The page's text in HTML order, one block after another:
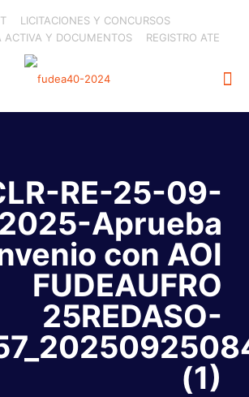
LICITACIONES Y CONCURSOS
ACTIVA Y DOCUMENTOS
REGISTRO ATE
RE-25-09-
2025-Aprueba
con AOI
FUDEAUFRO
25REDASO-
(1)